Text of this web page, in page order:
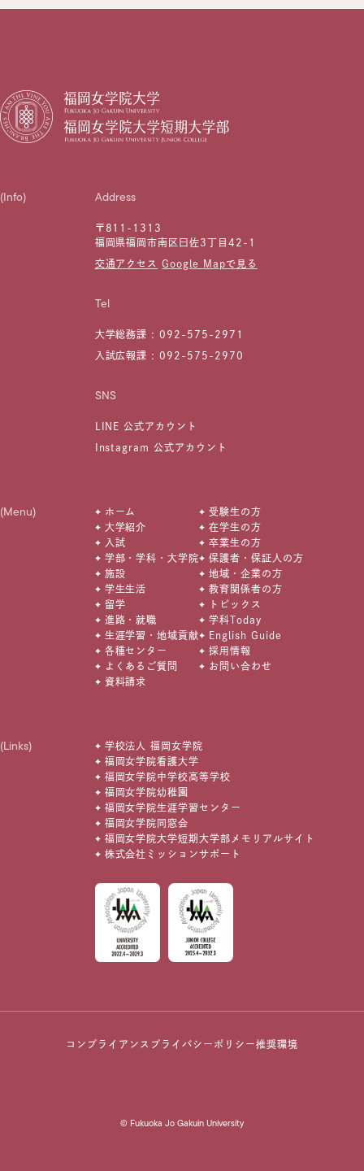
(Info) Address
〒811-1313
福岡県福岡市南区曰佐3丁目42-1
交通アクセス Google Mapで見る
Tel
大学総務課 :092-575-2971
入試広報課 :092-575-2970
SNS
LINE 公式アカウント
Instagram 公式アカウント
(Menu)
ホーム
大学紹介
入試
学部・学科・大学院
施設
学生生活
留学
進路・就職
生涯学習・地域貢献
各種センター
よくあるご質問
資料請求
受験生の方
在学生の方
卒業生の方
保護者・保証人の方
地域・企業の方
教育関係者の方
トピックス
学科Today
English Guide
採用情報
お問い合わせ
(Links)
学校法人 福岡女学院
福岡女学院看護大学
福岡女学院中学校高等学校
福岡女学院幼稚園
福岡女学院生涯学習センター
福岡女学院同窓会
福岡女学院大学短期大学部メモリアルサイト
株式会社ミッションサポート
コンプライアンス プライバシーポリシー推奨環境
© Fukuoka Jo Gakuin University